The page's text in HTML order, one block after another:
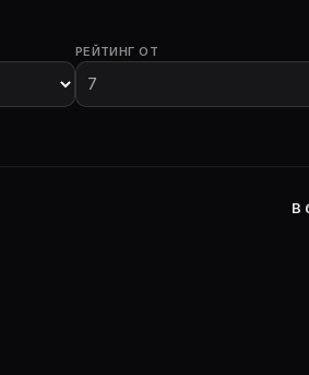
участием.
РЕЙТИНГ ОТ
В